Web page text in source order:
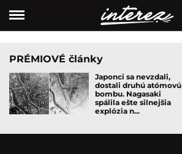
PRÉMIOVÉ články
Japonci sa nevzdali,
dostali druhú atómovú
bombu. Nagasaki
spálila ešte silnejšia
explózia n...